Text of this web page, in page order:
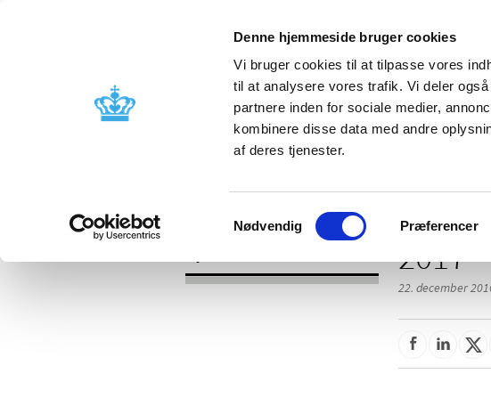
Denne hjemmeside bruger cookies
Vi bruger cookies til at tilpasse vores
til at analysere vores trafik. Vi deler
partnere inden for sociale medier,
kombinere disse data med andre
af deres tjenester.
Samtykkevalg
Nødvendig Præferencer
Godkendelse og
Bivirkninger og
produktinformation
2017
22. december